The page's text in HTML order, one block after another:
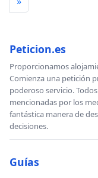
Peticion.es
Proporcionamos
Comienza una petición
poderoso servicio.
mencionadas por los
fantástica manera de
decisiones.
Guías